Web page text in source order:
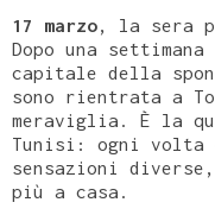
17 marzo, la sera
Dopo una
capitale della
sono rientrata a
meraviglia. È la
Tunisi: ogni volta
sensazioni
più a casa.